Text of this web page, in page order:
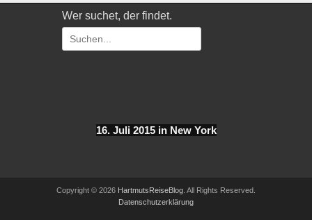
Wer suchet, der findet.
Suchen
nach:
16. Juli 2015 in New York
Copyright © 2026 HartmutsReiseBlog . All Rights Reserved.
Datenschutzerklärung